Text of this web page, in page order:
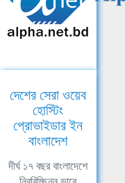
দেশের সেরা ওয়েব
হোস্টিং
প্রোভাইডার ইন
বাংলাদেশ
দীর্ঘ ১৭ বছর বাংলাদেশে